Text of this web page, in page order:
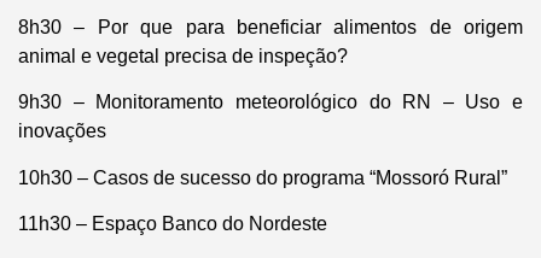
8h30 – Por que para beneficiar alimentos de origem
animal e vegetal precisa de inspeção?
9h30 – Monitoramento meteorológico do RN – Uso e
inovações
10h30 – Casos de sucesso do programa “Mossoró Rural”
11h30 – Espaço Banco do Nordeste